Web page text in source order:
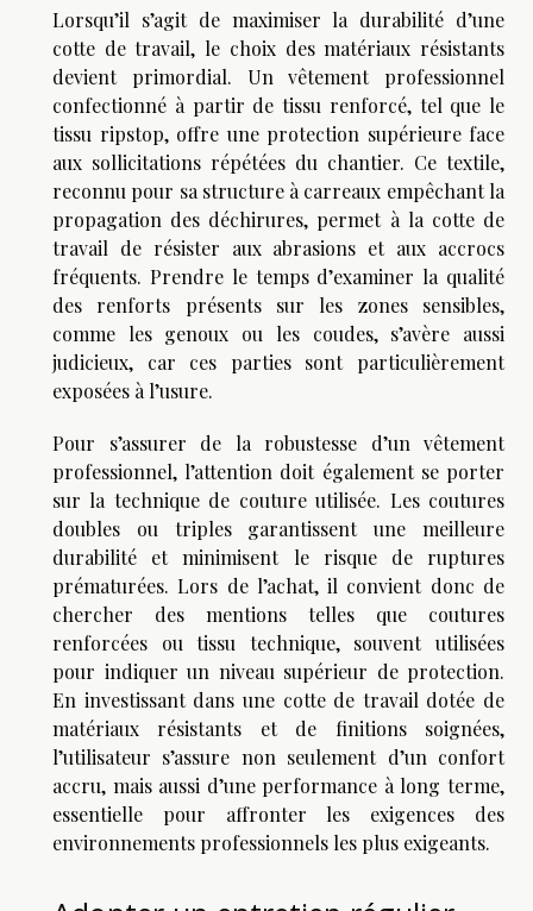
Lorsqu’il s’agit de maximiser la durabilité d’une
cotte de travail, le choix des matériaux résistants
devient primordial. Un vêtement professionnel
confectionné à partir de tissu renforcé, tel que le
tissu ripstop, offre une protection supérieure face
aux sollicitations répétées du chantier. Ce textile,
reconnu pour sa structure à carreaux empêchant la
propagation des déchirures, permet à la cotte de
travail de résister aux abrasions et aux accrocs
fréquents. Prendre le temps d’examiner la qualité
des renforts présents sur les zones sensibles,
comme les genoux ou les coudes, s’avère aussi
judicieux, car ces parties sont particulièrement
exposées à l’usure.
Pour s’assurer de la robustesse d’un vêtement
professionnel, l’attention doit également se porter
sur la technique de couture utilisée. Les coutures
doubles ou triples garantissent une meilleure
durabilité et minimisent le risque de ruptures
prématurées. Lors de l’achat, il convient donc de
chercher des mentions telles que coutures
renforcées ou tissu technique, souvent utilisées
pour indiquer un niveau supérieur de protection.
En investissant dans une cotte de travail dotée de
matériaux résistants et de finitions soignées,
l’utilisateur s’assure non seulement d’un confort
accru, mais aussi d’une performance à long terme,
essentielle pour affronter les exigences des
environnements professionnels les plus exigeants.